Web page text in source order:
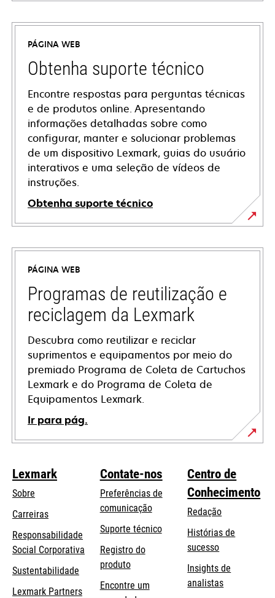
PÁGINA WEB
Obtenha suporte técnico
Encontre respostas para perguntas técnicas
e de produtos online. Apresentando
informações detalhadas sobre como
configurar, manter e solucionar problemas
de um dispositivo Lexmark, guias do usuário
interativos e uma seleção de vídeos de
instruções.
Obtenha suporte técnico
opens
in
new
tab
PÁGINA WEB
Programas de reutilização e
reciclagem da Lexmark
Descubra como reutilizar e reciclar
suprimentos e equipamentos por meio do
premiado Programa de Coleta de Cartuchos
Lexmark e do Programa de Coleta de
Equipamentos Lexmark.
Ir para pág.
Lexmark
Sobre
Carreiras
Responsabilidade
Social Corporativa opens
new
Sustentabilidade
Lexmark Partners
Contate-nos
Preferências de
comunicação
Suporte técnicoopens
Registro do
produto
Encontre um
Centro de
Conhecimento
Redação
Histórias de
sucesso
Insights de
analistas